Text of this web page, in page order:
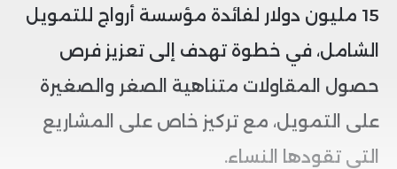
15 مليون دولار لفائدة مؤسسة أرواج للتمويل
الشامل، في خطوة تهدف إلى تعزيز فرص
حصول المقاولات متناهية الصغر والصغيرة
على التمويل، مع تركيز خاص على المشاريع
التي تقودها النساء.